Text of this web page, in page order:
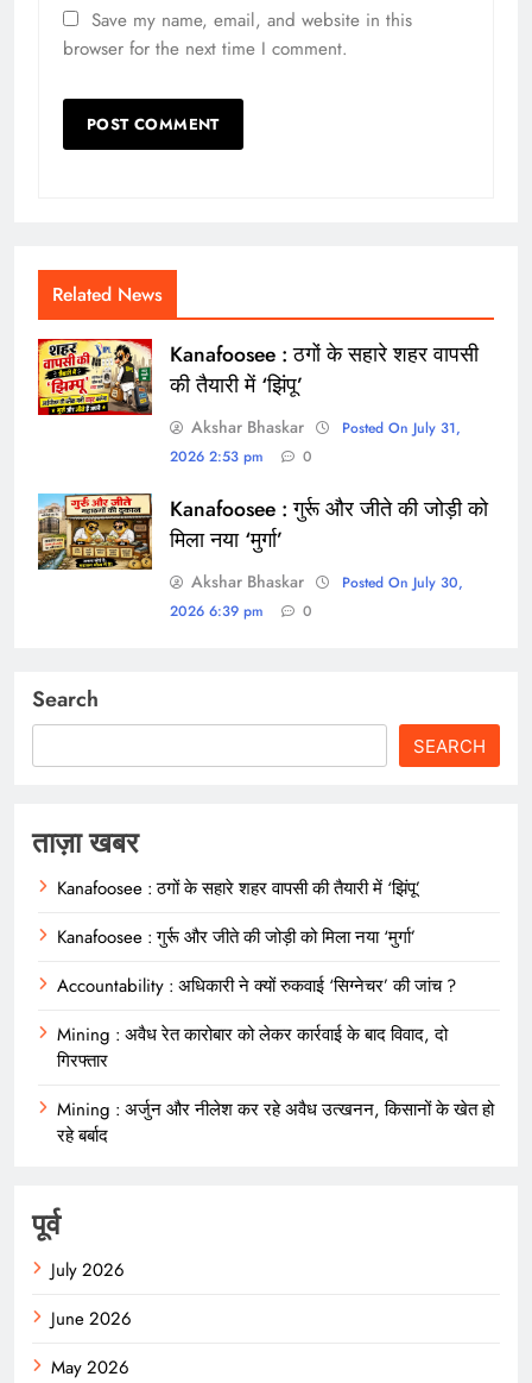
Save my name, email, and website in this
browser for the next time I comment.
Related News
Kanafoosee : ठगों के सहारे शहर वापसी
की तैयारी में ‘झिंपू’
Akshar Bhaskar
Posted On July 31,
2026 2:53 pm
0
Kanafoosee : गुर्रू और जीते की जोड़ी को
मिला नया ‘मुर्गा’
Akshar Bhaskar
Posted On July 30,
2026 6:39 pm
0
Search
SEARCH
ताज़ा खबर
Kanafoosee : ठगों के सहारे शहर वापसी की तैयारी में ‘झिंपू’
Kanafoosee : गुर्रू और जीते की जोड़ी को मिला नया ‘मुर्गा’
Accountability : अधिकारी ने क्यों रुकवाई ‘सिग्नेचर’ की जांच ?
Mining : अवैध रेत कारोबार को लेकर कार्रवाई के बाद विवाद, दो
गिरफ्तार
Mining : अर्जुन और नीलेश कर रहे अवैध उत्खनन, किसानों के खेत हो
रहे बर्बाद
पूर्व
July 2026
June 2026
May 2026